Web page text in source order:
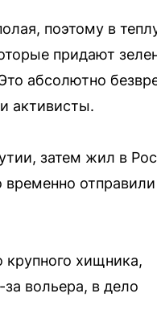
поэтому в
придают
абсолютно
активисты.
затем жил в
временно
крупного хищника,
вольера, в дело